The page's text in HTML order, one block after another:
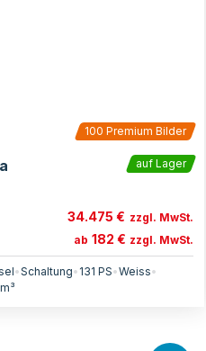
100 Premium Bilder
auf Lager
34.475 € zzgl. MwSt.
ab 182 € zzgl. MwSt.
•Schaltung• 131 PS•Weiss•